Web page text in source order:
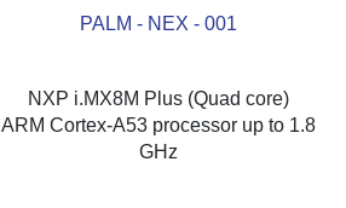
PALM - NEX - 001
NXP i.MX8M Plus (Quad core)
ARM Cortex-A53 processor up to 1.8
GHz